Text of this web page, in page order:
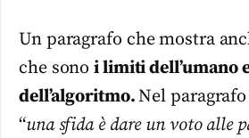
Un paragrafo che mostra
che sonoi limiti dell’umano
dell’algoritmo.Nel
“una sfida è dare un voto alle